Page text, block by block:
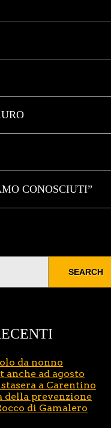
CONOSCIUTI”
da nonno
anche ad agosto
a Carentino
della prevenzione
di Gamalero